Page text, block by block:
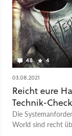
48 4
03.08.2021
Reicht eure
Technik-
Die
World sind recht